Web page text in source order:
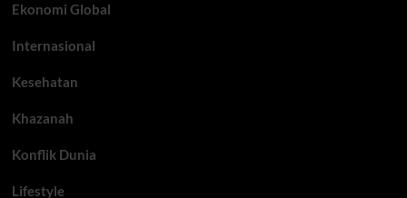
Ekonomi Global
Internasional
Kesehatan
Khazanah
Konflik Dunia
Lifestyle